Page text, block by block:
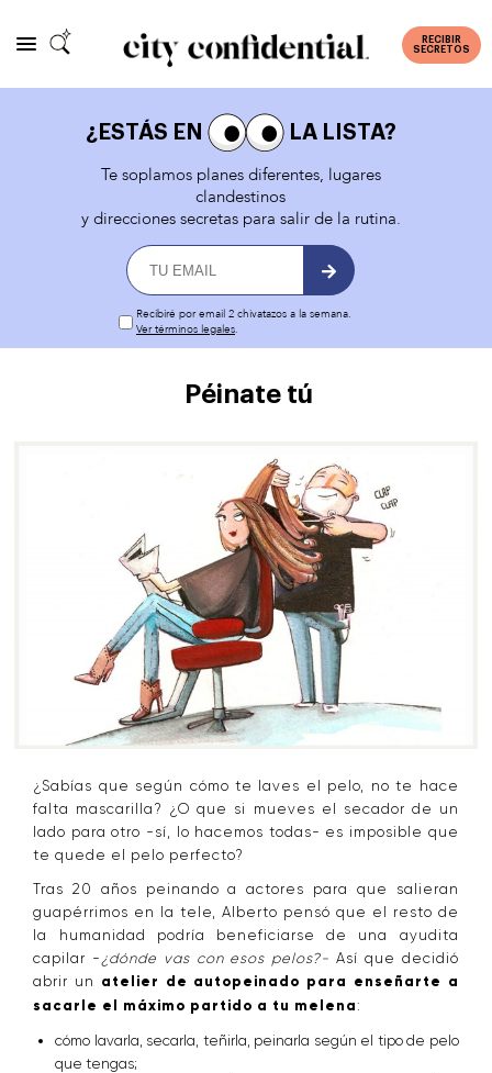
RECIBIR
SECRETOS
¿ESTÁS EN
LA LISTA?
Te soplamos planes diferentes, lugares
clandestinos
y direcciones secretas para salir de la rutina.
Recibiré por email 2 chivatazos a la semana.
Ver términos legales.
Péinate tú
¿Sabías que según cómo te laves el pelo, no te hace
falta mascarilla? ¿O que si mueves el secador de un
lado para otro -sí, lo hacemos todas- es imposible que
te quede el pelo perfecto?
Tras 20 años peinando a actores para que salieran
guapérrimos en la tele, Alberto pensó que el resto de
la humanidad podría beneficiarse de una ayudita
capilar - ¿dónde vas con esos pelos?- Así que decidió
abrir un atelier de autopeinado para enseñarte a
sacarle el máximo partido a tu melena :
cómo lavarla, secarla, teñirla, peinarla según el tipo de pelo
que tengas;